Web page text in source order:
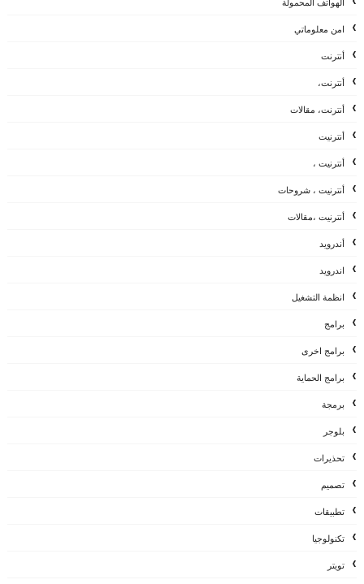
امن معلوماتي
أنترنت
أنترنت،
أنترنت، مقالات
أنترنيت
أنترنيت ،
أنترنيت ، شروحات
أنترنيت ،مقالات
أندرويد
اندرويد
انظمة التشغيل
برامج
برامج اخرى
برامج الحماية
برمجة
بلوجر
تحذيرات
تصميم
تطبيقات
تكنولوجيا
تويتر